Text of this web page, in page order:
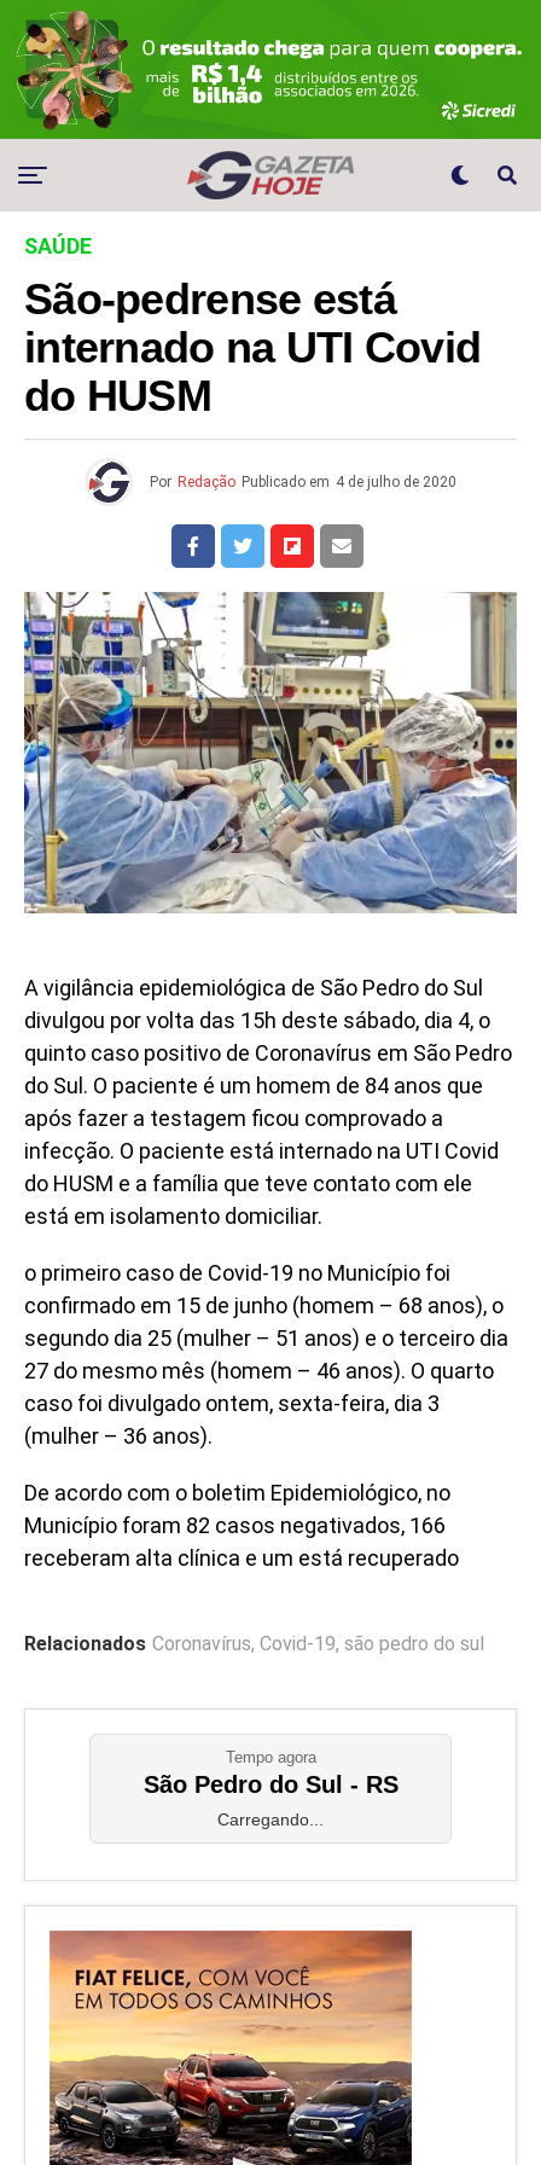
SAÚDE
São-pedrense está
internado na UTI Covid
do HUSM
Por Redação Publicado em 4 de julho de 2020
A vigilância epidemiológica de São Pedro do Sul
divulgou por volta das 15h deste sábado, dia 4, o
quinto caso positivo de Coronavírus em São Pedro
do Sul. O paciente é um homem de 84 anos que
após fazer a testagem ficou comprovado a
infecção. O paciente está internado na UTI Covid
do HUSM e a família que teve contato com ele
está em isolamento domiciliar.
o primeiro caso de Covid-19 no Município foi
confirmado em 15 de junho (homem – 68 anos), o
segundo dia 25 (mulher – 51 anos) e o terceiro dia
27 do mesmo mês (homem – 46 anos). O quarto
caso foi divulgado ontem, sexta-feira, dia 3
(mulher – 36 anos).
De acordo com o boletim Epidemiológico, no
Município foram 82 casos negativados, 166
receberam alta clínica e um está recuperado
Relacionados Coronavírus, Covid-19, são pedro do sul
Tempo agora
São Pedro do Sul - RS
Carregando...